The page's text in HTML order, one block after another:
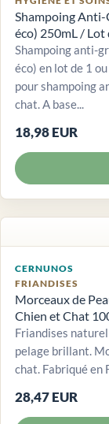
Shampoing
éco) 250mL / Lot
Shampoing anti-
éco) en lot de 1
pour shampoing
chat. A base...
18,98 EUR
CERNUNOS
FRIANDISES
Morceaux de
Chien et Chat
Friandises
pelage brillant.
chat. Fabriqué en
28,47 EUR